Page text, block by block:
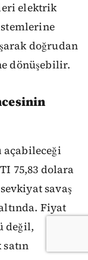
elektrik
doğrudan
dönüşebilir.
açabileceği
75,83 dolara
savaş
Fiyat
değil,